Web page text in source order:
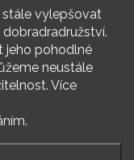
stále vylepšovat
jeho pohodlné
neustále
Více